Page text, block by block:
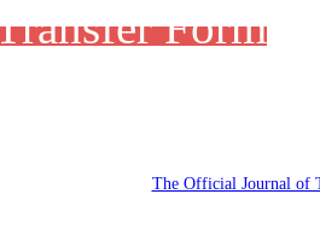
Form
The Official Journal of